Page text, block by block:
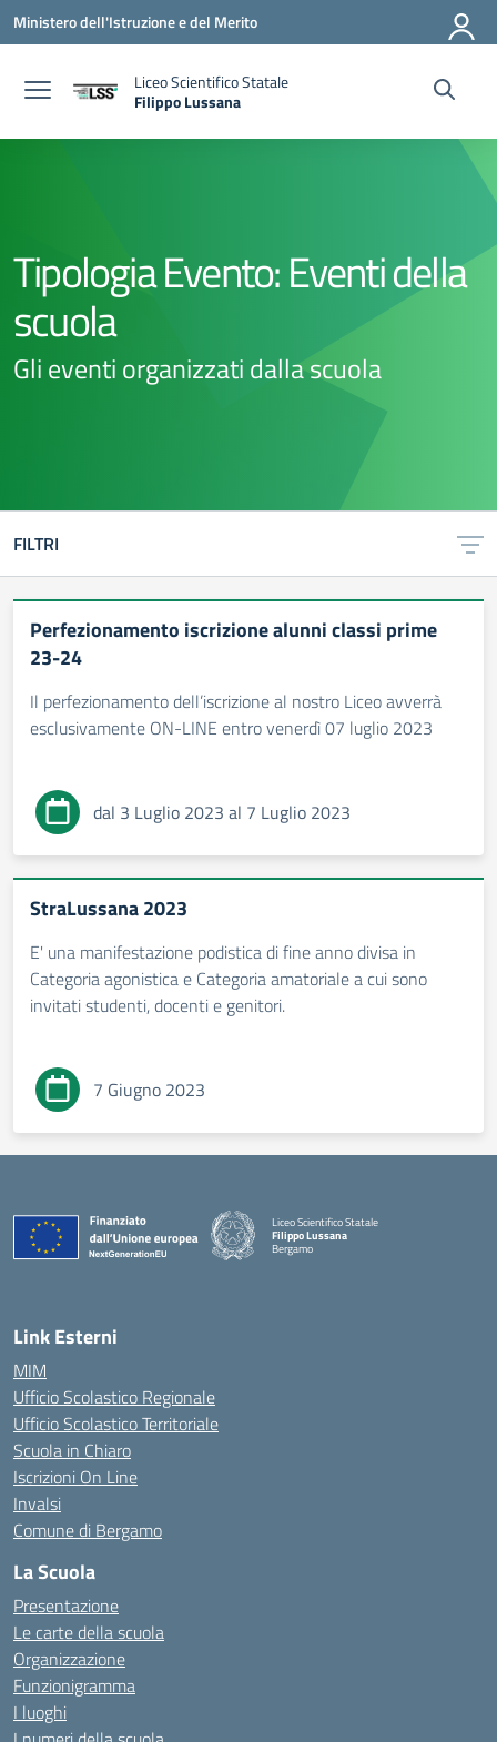
Vai ai contenuti
Vai al menu di navigazione
Vai al footer
Ministero dell'Istruzione e del Merito
Liceo Scientifico Statale
Filippo Lussana
Tipologia Evento:Eventi della
scuola
Gli eventi organizzati dalla scuola
FILTRI
Perfezionamento iscrizione alunni classi prime
23-24
Il perfezionamento dell’iscrizione al nostro Liceo avverrà
esclusivamente ON-LINE entro venerdì 07 luglio 2023
dal 3 Luglio 2023 al 7 Luglio 2023
StraLussana 2023
E' una manifestazione podistica di fine anno divisa in
Categoria agonistica e Categoria amatoriale a cui sono
invitati studenti, docenti e genitori.
7 Giugno 2023
Liceo Scientifico Statale
Filippo Lussana
Bergamo
— Visita la pagina iniziale della scuola
Link Esterni
MIM
Ufficio Scolastico Regionale
Ufficio Scolastico Territoriale
Scuola in Chiaro
Iscrizioni On Line
Invalsi
Comune di Bergamo
La Scuola
Presentazione
Le carte della scuola
Organizzazione
Funzionigramma
I luoghi